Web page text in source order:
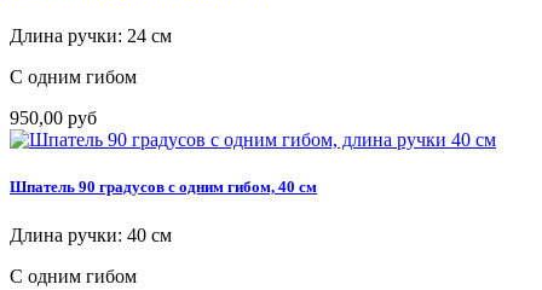
Длина ручки: 24 см
С одним гибом
950,00 руб
Шпатель 90 градусов с одним гибом, 40 см
Длина ручки: 40 см
С одним гибом